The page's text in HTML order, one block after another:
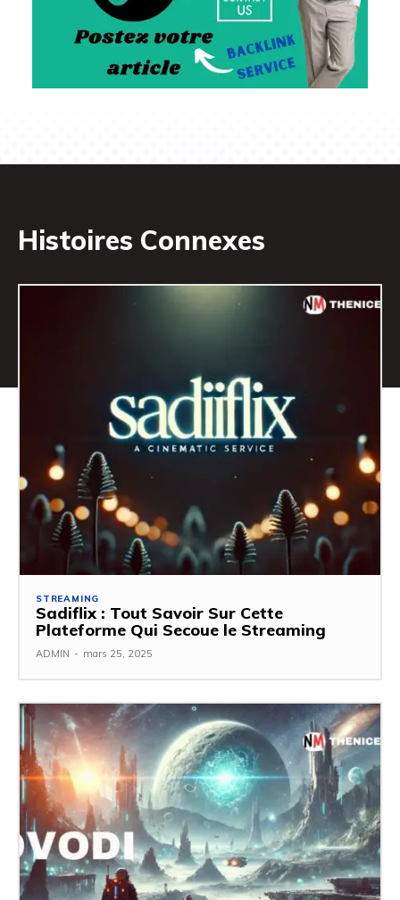
Histoires Connexes
STREAMING
Sadiflix : Tout Savoir Sur Cette
Plateforme Qui Secoue le Streaming
ADMIN - mars 25, 2025